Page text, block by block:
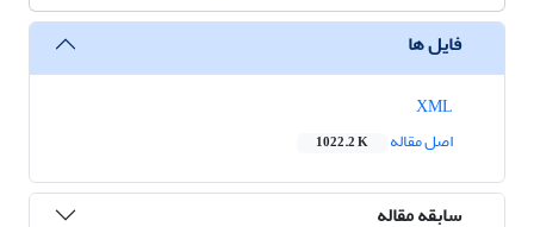
فایل ها
اصل مقاله
1022.2 K
سابقه مقاله